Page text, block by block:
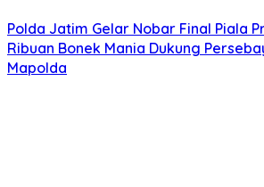
Polda Jatim Gelar Nobar Final Piala
Ribuan Bonek Mania Dukung
Mapolda